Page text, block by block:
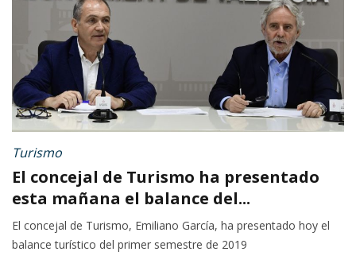
Turismo
El concejal de Turismo ha presentado
esta mañana el balance del...
El concejal de Turismo, Emiliano García, ha presentado hoy el
balance turístico del primer semestre de 2019